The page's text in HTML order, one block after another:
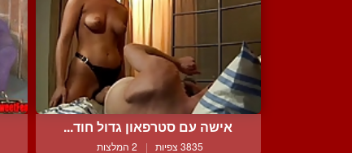
אישה עם סטרפאון גדול חוד...
3835 צפיות | 2 המלצות